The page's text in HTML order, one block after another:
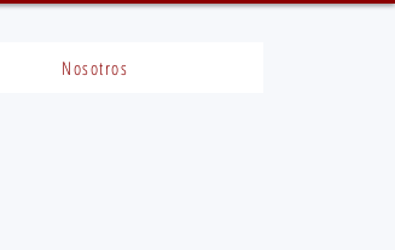
Nosotros